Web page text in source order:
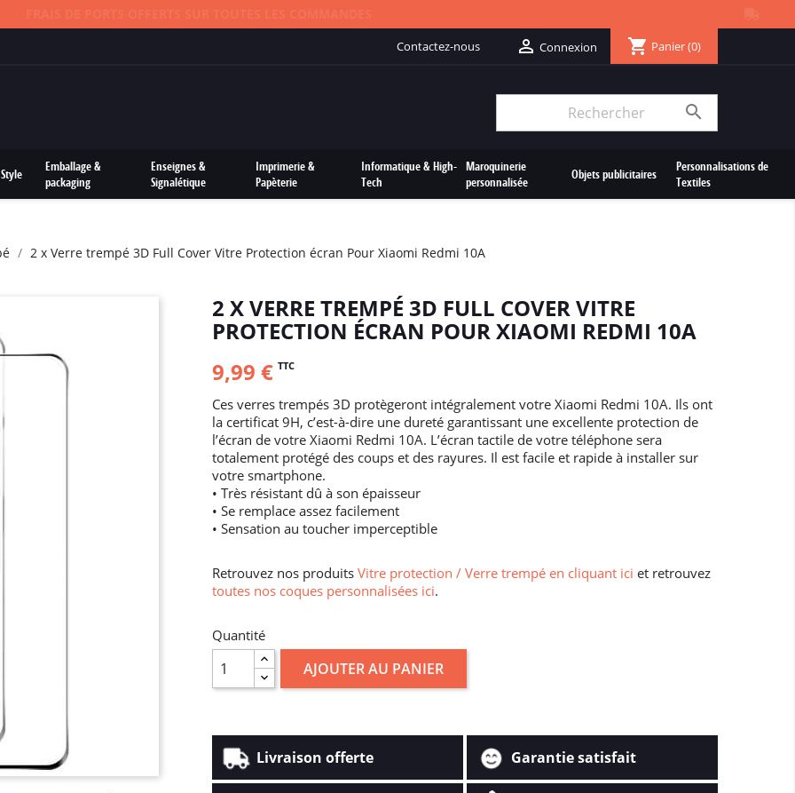
Contactez-nous  Connexion shopping_cart Panier(0)

Emballage &
packaging
Enseignes &
Signalétique
Imprimerie &
Papèterie
Informatique & High-
Tech
Maroquinerie
personnalisée
Objets publicitaires
Personnalisations de
Textiles
2 x Verre trempé 3D Full Cover Vitre Protection écran Pour Xiaomi Redmi 10A
2 X VERRE TREMPÉ 3D FULL COVER VITRE
PROTECTION ÉCRAN POUR XIAOMI REDMI 10A
9,99 € TTC
Ces verres trempés 3D protègeront intégralement votre Xiaomi Redmi 10A. Ils ont
la certificat 9H, c’est-à-dire une dureté garantissant une excellente protection de
l’écran de votre Xiaomi Redmi 10A. L’écran tactile de votre téléphone sera
totalement protégé des coups et des rayures. Il est facile et rapide à installer sur
votre smartphone.
• Très résistant dû à son épaisseur
• Se remplace assez facilement
• Sensation au toucher imperceptible
Retrouvez nos produits Vitre protection / Verre trempé en cliquant ici et retrouvez
toutes nos coques personnalisées ici.
Quantité
AJOUTER AU PANIER
Livraison offerte Garantie satisfait